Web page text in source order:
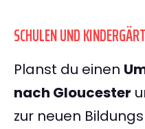
SCHULEN UND
Planst du einen
nach Gloucester
zur neuen